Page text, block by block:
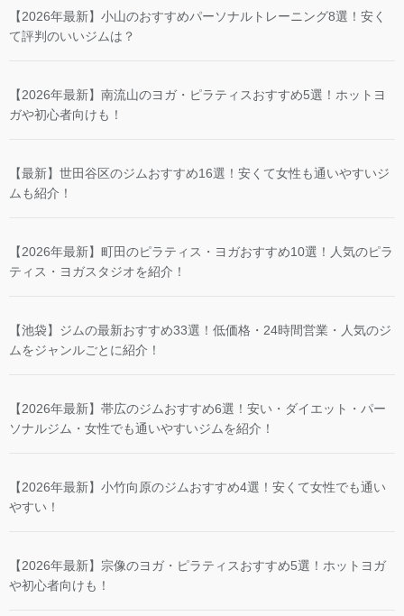
【2026年最新】小山のおすすめパーソナルトレーニング8選！安く
て評判のいいジムは？
【2026年最新】南流山のヨガ・ピラティスおすすめ5選！ホットヨ
ガや初心者向けも！
【最新】世田谷区のジムおすすめ16選！安くて女性も通いやすいジ
ムも紹介！
【2026年最新】町田のピラティス・ヨガおすすめ10選！人気のピラ
ティス・ヨガスタジオを紹介！
【池袋】ジムの最新おすすめ33選！低価格・24時間営業・人気のジ
ムをジャンルごとに紹介！
【2026年最新】帯広のジムおすすめ6選！安い・ダイエット・パー
ソナルジム・女性でも通いやすいジムを紹介！
【2026年最新】小竹向原のジムおすすめ4選！安くて女性でも通い
やすい！
【2026年最新】宗像のヨガ・ピラティスおすすめ5選！ホットヨガ
や初心者向けも！